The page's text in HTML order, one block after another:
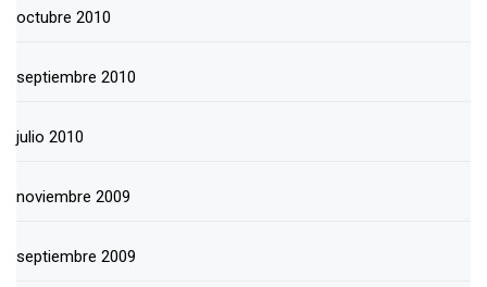
octubre 2010
septiembre 2010
julio 2010
noviembre 2009
septiembre 2009